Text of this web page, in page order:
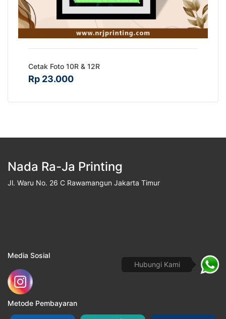
Cetak Foto 10R & 12R
Rp 23.000
Hubungi Kami
Nada Ra-Ja Printing
Jl. Waru No. 26 C Rawamangun Jakarta Timur
Media Sosial
Metode Pembayaran